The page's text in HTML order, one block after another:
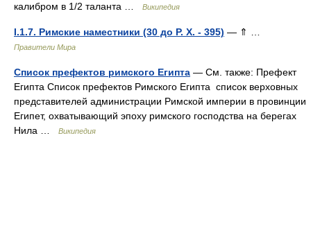
калибром в 1/2 таланта …
Википедия
I.1.7. Римские наместники (30 до Р. Х. - 395) — ⇑ …
Правители Мира
Список префектов римского Египта — См. также: Префект
Египта Список префектов Римского Египта список верховных
представителей администрации Римской империи в провинции
Египет, охватывающий эпоху римского господства на берегах
Нила …
Википедия